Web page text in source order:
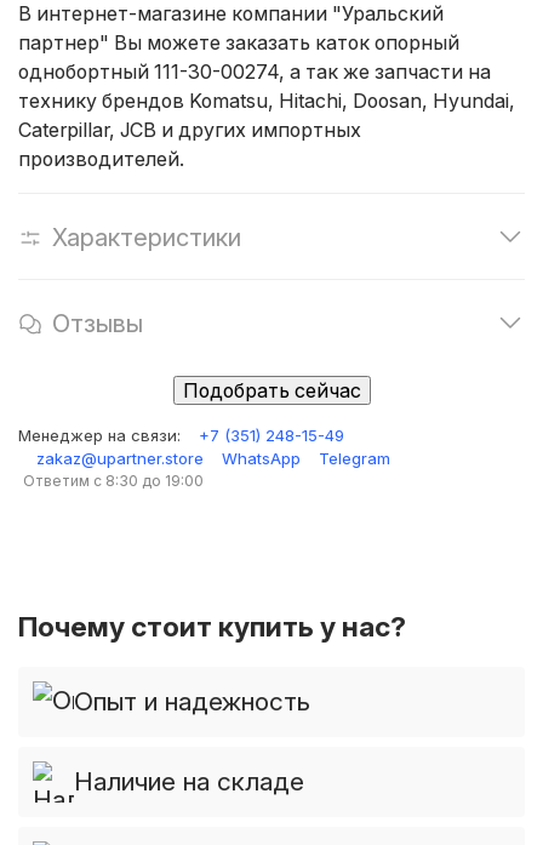
В интернет-магазине компании "Уральский
партнер" Вы можете заказать каток опорный
однобортный 111-30-00274, а так же запчасти на
технику брендов Komatsu, Hitachi, Doosan, Hyundai,
Caterpillar, JCB и других импортных
производителей.
Характеристики
Отзывы
Подобрать сейчас
Менеджер на связи:
+7 (351) 248-15-49
zakaz@upartner.store
WhatsApp Telegram
Ответим с 8:30 до 19:00
Почему стоит купить у нас?
Опыт и надежность
Наличие на складе